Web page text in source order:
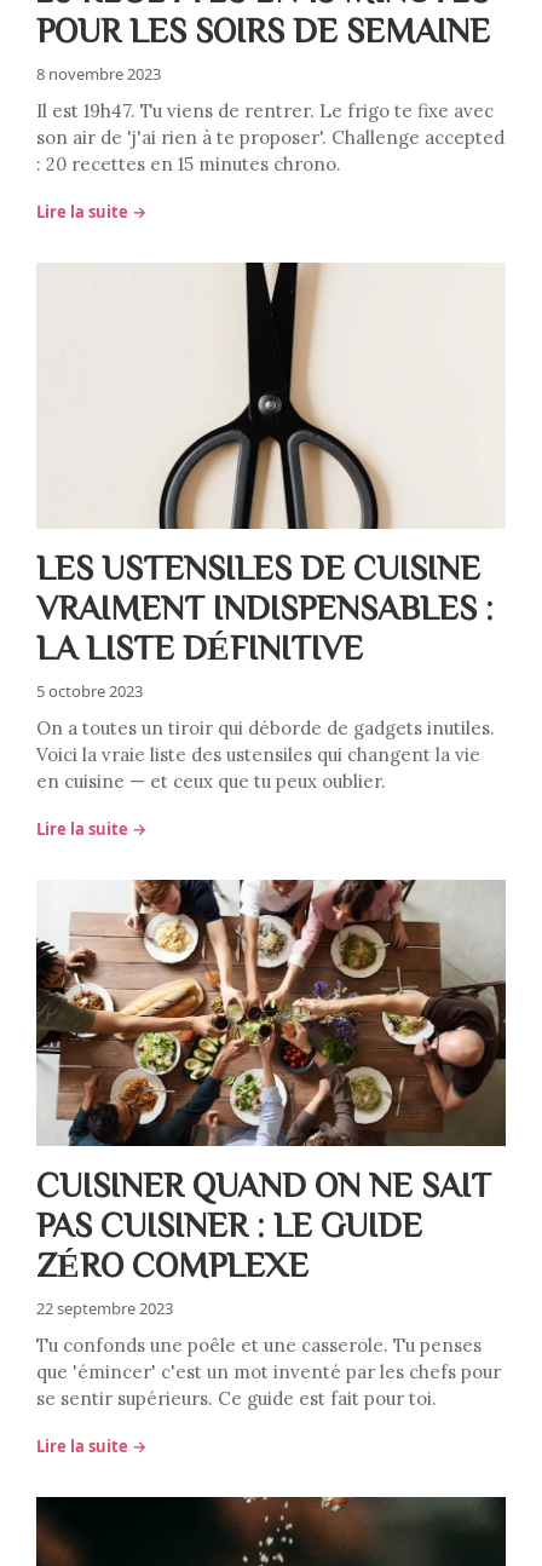
POUR LES SOIRS DE SEMAINE
8 novembre 2023
Il est 19h47. Tu viens de rentrer. Le frigo te fixe avec
son air de 'j'ai rien à te proposer'. Challenge accepted
: 20 recettes en 15 minutes chrono.
Lire la suite →
LES USTENSILES DE CUISINE
VRAIMENT INDISPENSABLES :
LA LISTE DÉFINITIVE
5 octobre 2023
On a toutes un tiroir qui déborde de gadgets inutiles.
Voici la vraie liste des ustensiles qui changent la vie
en cuisine — et ceux que tu peux oublier.
Lire la suite →
CUISINER QUAND ON NE SAIT
PAS CUISINER : LE GUIDE
ZÉRO COMPLEXE
22 septembre 2023
Tu confonds une poêle et une casserole. Tu penses
que 'émincer' c'est un mot inventé par les chefs pour
se sentir supérieurs. Ce guide est fait pour toi.
Lire la suite →